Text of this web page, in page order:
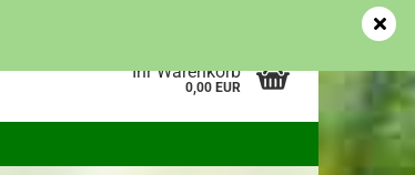
Ihr Warenkorb
0,00 EUR